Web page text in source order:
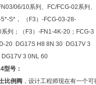
06/10系列、FC/FCG-02系列
S*， （F3）-FCG-03-28-
列；（F3）-FN1-4K-20；FCG-
20 DG17S H8 8N 30 DG17V 3
3 0NL 60
型号：
比例阀 ，设计工程师现在有一个